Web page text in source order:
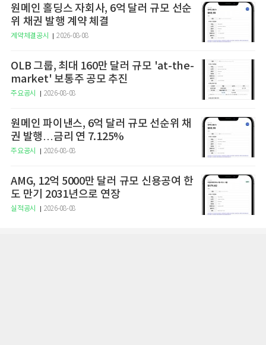
원메인 홀딩스 자회사, 6억 달러 규모 선순
위 채권 발행 계약 체결
계약체결공시 2026-08-08
OLB 그룹, 최대 160만 달러 규모 'at-the-
market' 보통주 공모 추진
주요공시 2026-08-08
원메인 파이낸스, 6억 달러 규모 선순위 채
권 발행…금리 연 7.125%
주요공시 2026-08-08
AMG, 12억 5000만 달러 규모 신용공여 한
도 만기 2031년으로 연장
실적공시 2026-08-08